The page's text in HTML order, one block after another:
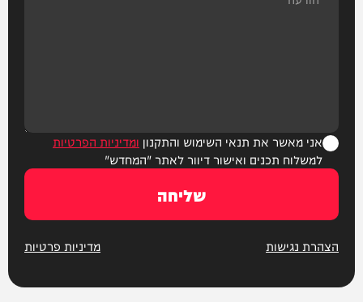
אני מאשר את תנאי השימוש והתקנון ומדיניות הפרטיות
למשלוח תכנים ואישור דיוור לאתר "המחדש"
שליחה
הצהרת נגישות מדיניות פרטיות